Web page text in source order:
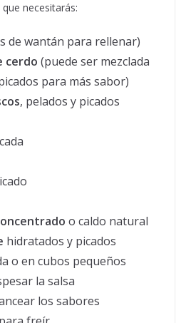
necesitarás:
de wantán para rellenar)
cerdo (puede ser mezclada
para más sabor)
, pelados y picados
o caldo natural
hidratados y picados
o en cubos pequeños
la salsa
los sabores